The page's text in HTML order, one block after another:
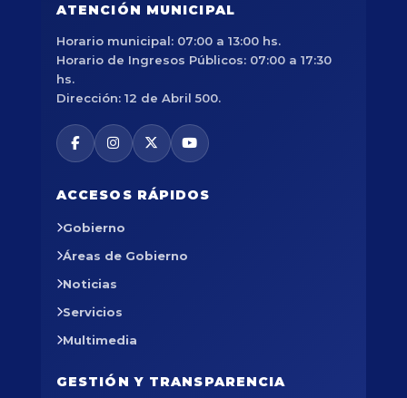
ATENCIÓN MUNICIPAL
Horario municipal: 07:00 a 13:00 hs.
Horario de Ingresos Públicos: 07:00 a 17:30
hs.
Dirección: 12 de Abril 500.
ACCESOS RÁPIDOS
Gobierno
Áreas de Gobierno
Noticias
Servicios
Multimedia
GESTIÓN Y TRANSPARENCIA